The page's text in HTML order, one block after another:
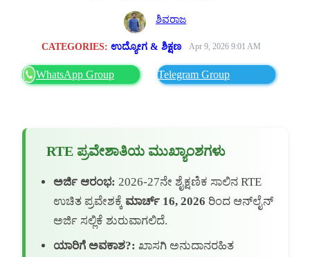
ಶಿವರಾಜ
CATEGORIES:ಉದ್ಯೋಗ & ಶಿಕ್ಷಣ Apr 9, 2026 9:01 AM
WhatsApp Group Telegram Group
RTE ಪ್ರವೇಶಾತಿಯ ಮುಖ್ಯಾಂಶಗಳು
ಅರ್ಜಿ ಆರಂಭ: 2026-27ನೇ ಶೈಕ್ಷಣಿಕ ಸಾಲಿನ RTE
ಉಚಿತ ಪ್ರವೇಶಕ್ಕೆ ಮಾರ್ಚ್ 16, 2026 ರಿಂದ ಆನ್‌ಲೈನ್
ಅರ್ಜಿ ಸಲ್ಲಿಕೆ ಶುರುವಾಗಲಿದೆ.
ಯಾರಿಗೆ ಅವಕಾಶ?: ಖಾಸಗಿ ಅನುದಾನರಹಿತ